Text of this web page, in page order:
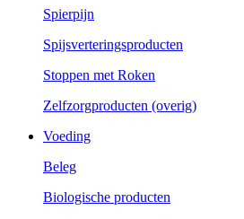
Spierpijn
Spijsverteringsproducten
Stoppen met Roken
Zelfzorgproducten (overig)
Voeding
Beleg
Biologische producten